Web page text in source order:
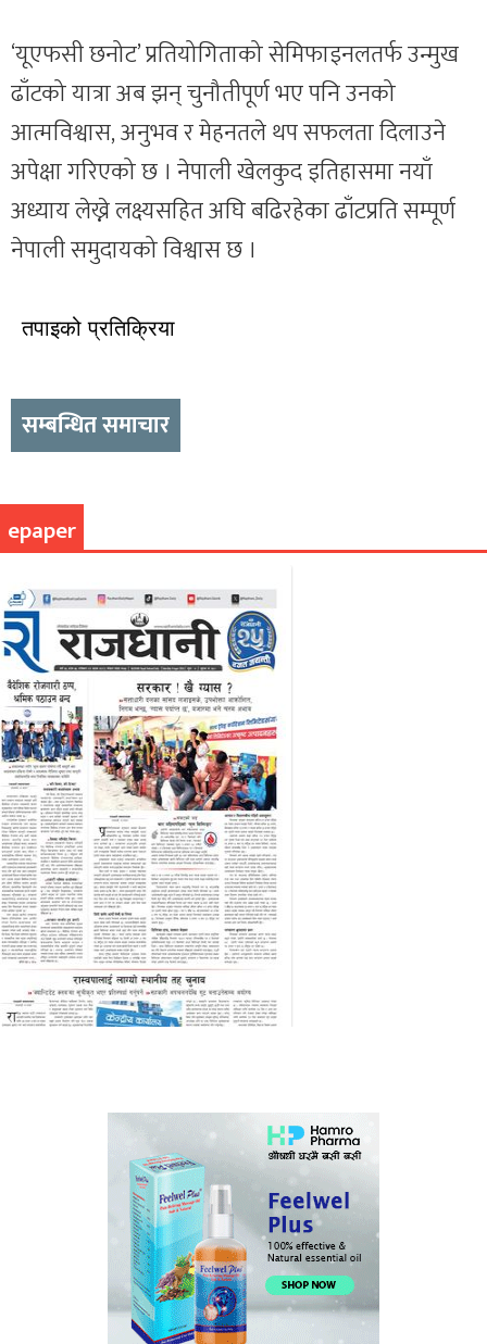
‘यूएफसी छनोट’ प्रतियोगिताको सेमिफाइनलतर्फ उन्मुख
ढाँटको यात्रा अब झन् चुनौतीपूर्ण भए पनि उनको
आत्मविश्वास, अनुभव र मेहनतले थप सफलता दिलाउने
अपेक्षा गरिएको छ । नेपाली खेलकुद इतिहासमा नयाँ
अध्याय लेख्ने लक्ष्यसहित अघि बढिरहेका ढाँटप्रति सम्पूर्ण
नेपाली समुदायको विश्वास छ ।
तपाइको प्रतिक्रिया
सम्बन्धित समाचार
epaper